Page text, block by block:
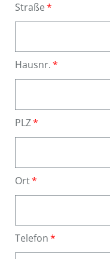
Straße
Hausnr.
PLZ
Ort
Telefon